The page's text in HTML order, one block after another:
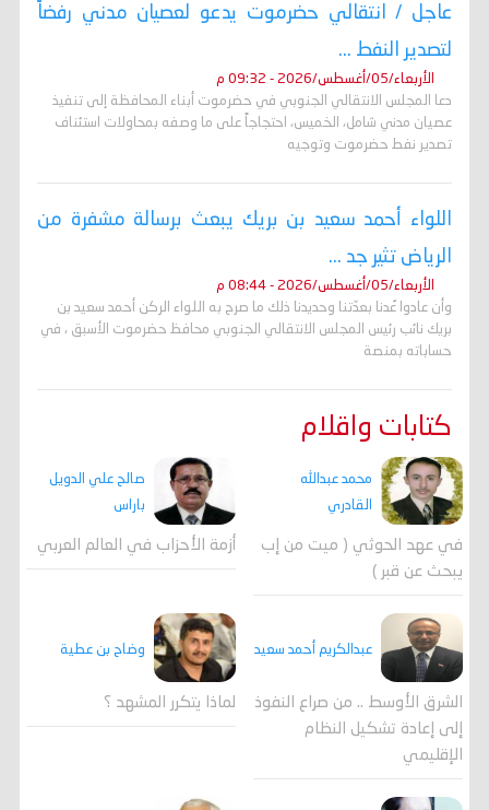
عاجل / انتقالي حضرموت يدعو لعصيان مدني رفضاً
لتصدير النفط ...
الأربعاء/05/أغسطس/2026 - 09:32 م
دعا المجلس الانتقالي الجنوبي في حضرموت أبناء المحافظة إلى تنفيذ
عصيان مدني شامل، الخميس، احتجاجاً على ما وصفه بمحاولات استئناف
تصدير نفط حضرموت وتوجيه
اللواء أحمد سعيد بن بريك يبعث برسالة مشفرة من
الرياض تثير جد ...
الأربعاء/05/أغسطس/2026 - 08:44 م
وأن عادوا عُدنا بعدّتنا وحديدنا ذلك ما صرح به اللواء الركن أحمد سعيد بن
بريك نائب رئيس المجلس الانتقالي الجنوبي محافظ حضرموت الأسبق ، في
حساباته بمنصة
كتابات واقلام
محمد عبدالله
القادري
في عهد الحوثي ( ميت من إب
يبحث عن قبر )
صالح علي الدويل
باراس
أزمة الأحزاب في العالم العربي
عبدالكريم أحمد سعيد
الشرق الأوسط .. من صراع النفوذ
إلى إعادة تشكيل النظام
الإقليمي
وضاح بن عطية
لماذا يتكرر المشهد ؟